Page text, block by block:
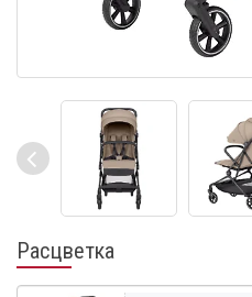
Расцветка